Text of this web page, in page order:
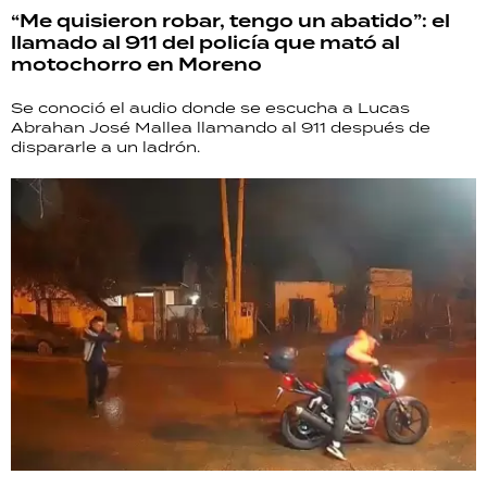
“Me quisieron robar, tengo un abatido”: el
llamado al 911 del policía que mató al
motochorro en Moreno
Se conoció el audio donde se escucha a Lucas
Abrahan José Mallea llamando al 911 después de
dispararle a un ladrón.